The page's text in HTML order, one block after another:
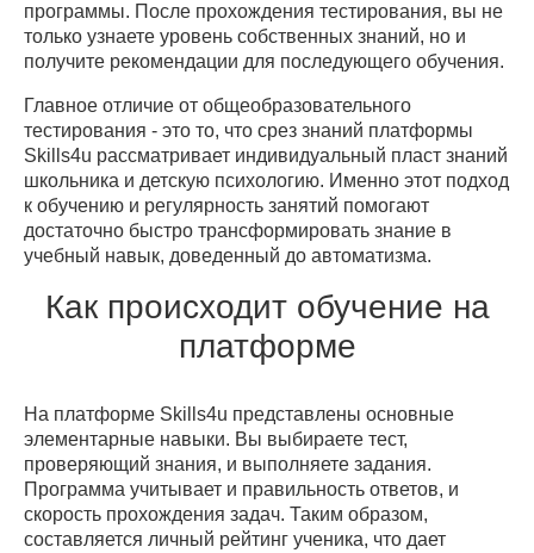
программы. После прохождения тестирования, вы не
только узнаете уровень собственных знаний, но и
получите рекомендации для последующего обучения.
Главное отличие от общеобразовательного
тестирования - это то, что срез знаний платформы
Skills4u рассматривает индивидуальный пласт знаний
школьника и детскую психологию. Именно этот подход
к обучению и регулярность занятий помогают
достаточно быстро трансформировать знание в
учебный навык, доведенный до автоматизма.
Как происходит обучение на
платформе
На платформе Skills4u представлены основные
элементарные навыки. Вы выбираете тест,
проверяющий знания, и выполняете задания.
Программа учитывает и правильность ответов, и
скорость прохождения задач. Таким образом,
составляется личный рейтинг ученика, что дает